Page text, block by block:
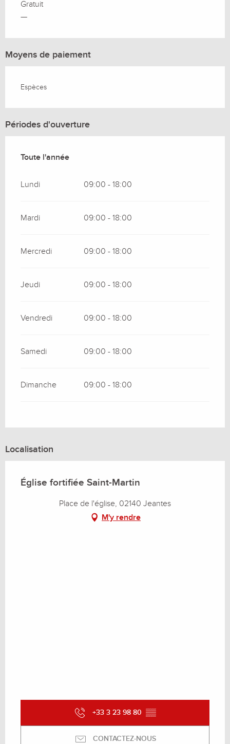
Gratuit
—
Moyens de paiement
Espèces
Périodes d'ouverture
Toute l'année
Toute l'année
Lundi 09:00 - 18:00
Mardi 09:00 - 18:00
Mercredi 09:00 - 18:00
Jeudi 09:00 - 18:00
Vendredi 09:00 - 18:00
Samedi 09:00 - 18:00
Dimanche 09:00 - 18:00
Localisation
Église fortifiée Saint-Martin
Place de l'église, 02140 Jeantes
M'y rendre
+33 3 23 98 80 ▒▒
CONTACTEZ-NOUS